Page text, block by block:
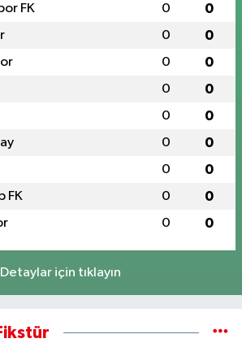
FK 0 0
0 0
0 0
0 0
0 0
0 0
0 0
FK 0 0
0 0
Detaylar için tıklayın